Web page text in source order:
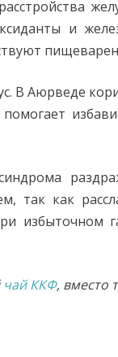
и
В Аюрведе
так как
избыточном
чай ККФ, вместо